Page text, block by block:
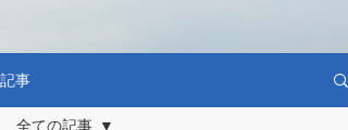
記事
全ての記事